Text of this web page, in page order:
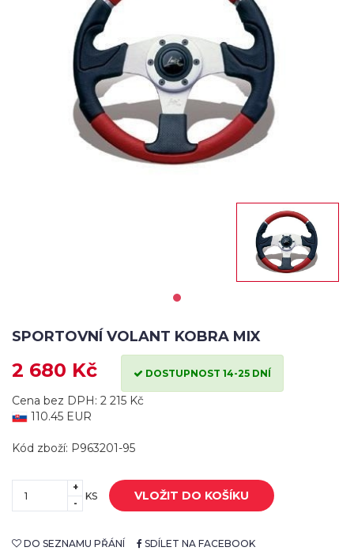
SPORTOVNÍ VOLANT KOBRA MIX
2 680 Kč DOSTUPNOST 14-25 DNÍ
Cena bez DPH: 2 215 Kč
110.45 EUR
Kód zboží: P963201-95
+
-
KS VLOŽIT DO KOŠÍKU
DO SEZNAMU PŘÁNÍ SDÍLET NA FACEBOOK